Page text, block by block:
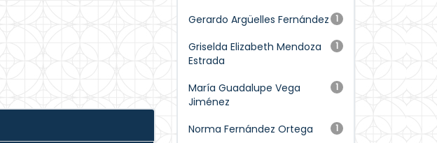
1
Gerardo Argüelles Fernández
1
Griselda Elizabeth Mendoza
Estrada
1
María Guadalupe Vega
Jiménez
1
Norma Fernández Ortega